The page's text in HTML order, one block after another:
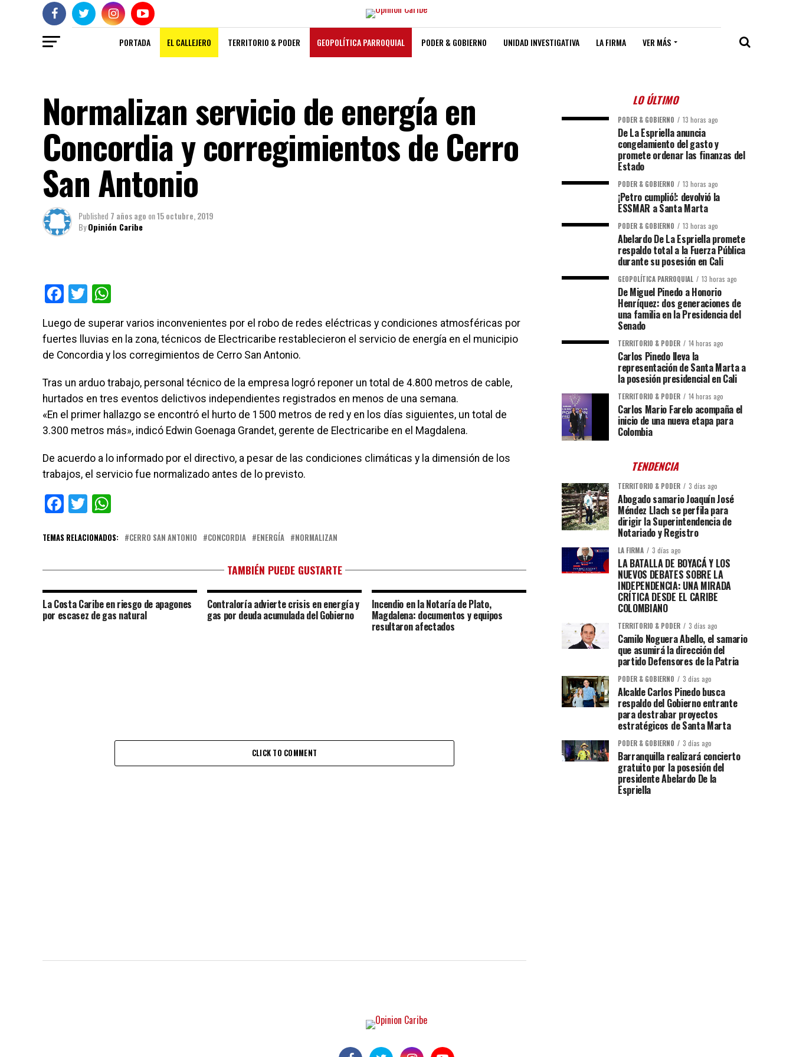
PORTADA EL CALLEJERO TERRITORIO & PODER GEOPOLÍTICA PARROQUIAL PODER & GOBIERNO UNIDAD INVESTIGATIVA LA FIRMA VER MÁS
Normalizan servicio de energía en
Concordia y corregimientos de Cerro
San Antonio
Published 7 años ago on15 octubre, 2019
ByOpinión Caribe
Facebook
Twitter
Luego de superar varios inconvenientes por el robo de redes eléctricas y condiciones atmosféricas por
fuertes lluvias en la zona, técnicos de Electricaribe restablecieron el servicio de energía en el municipio
de Concordia y los corregimientos de Cerro San Antonio.
Tras un arduo trabajo, personal técnico de la empresa logró reponer un total de 4.800 metros de cable,
hurtados en tres eventos delictivos independientes registrados en menos de una semana.
«En el primer hallazgo se encontró el hurto de 1500 metros de red y en los días siguientes, un total de
3.300 metros más», indicó Edwin Goenaga Grandet, gerente de Electricaribe en el Magdalena.
De acuerdo a lo informado por el directivo, a pesar de las condiciones climáticas y la dimensión de los
trabajos, el servicio fue normalizado antes de lo previsto.
Facebook
Twitter
TEMAS RELACIONADOS: CERRO SAN ANTONIO CONCORDIA ENERGÍA NORMALIZAN
TAMBIÉN PUEDE GUSTARTE
La Costa Caribe en riesgo de apagones
por escasez de gas natural
Contraloría advierte crisis en energía y
gas por deuda acumulada del Gobierno
Incendio en la Notaría de Plato,
Magdalena: documentos y equipos
resultaron afectados
CLICK TO COMMENT
LO ÚLTIMO
PODER & GOBIERNO 13 horas ago
De La Espriella anuncia
congelamiento del gasto y
promete ordenar las finanzas del
Estado
PODER & GOBIERNO 13 horas ago
¡Petro cumplió!: devolvió la
ESSMAR a Santa Marta
PODER & GOBIERNO 13 horas ago
Abelardo De La Espriella promete
respaldo total a la Fuerza Pública
durante su posesión en Cali
GEOPOLÍTICA PARROQUIAL 13 horas ago
De Miguel Pinedo a Honorio
Henríquez: dos generaciones de
una familia en la Presidencia del
Senado
TERRITORIO & PODER 14 horas ago
Carlos Pinedo lleva la
representación de Santa Marta a
la posesión presidencial en Cali
TERRITORIO & PODER 14 horas ago
Carlos Mario Farelo acompaña el
inicio de una nueva etapa para
Colombia
TENDENCIA
TERRITORIO & PODER 3 días ago
Abogado samario Joaquín José
Méndez Llach se perfila para
dirigir la Superintendencia de
Notariado y Registro
LA FIRMA 3 días ago
LA BATALLA DE BOYACÁ Y LOS
NUEVOS DEBATES SOBRE LA
INDEPENDENCIA: UNA MIRADA
CRÍTICA DESDE EL CARIBE
COLOMBIANO
TERRITORIO & PODER 3 días ago
Camilo Noguera Abello, el samario
que asumirá la dirección del
partido Defensores de la Patria
PODER & GOBIERNO 3 días ago
Alcalde Carlos Pinedo busca
respaldo del Gobierno entrante
para destrabar proyectos
estratégicos de Santa Marta
PODER & GOBIERNO 3 días ago
Barranquilla realizará concierto
gratuito por la posesión del
presidente Abelardo De la
Espriella